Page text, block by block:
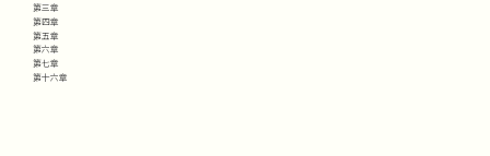
第三章
第四章
第五章
第六章
第七章
第十六章